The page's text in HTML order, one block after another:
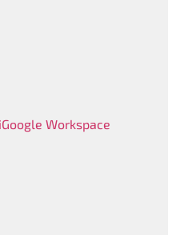
Google Workspace